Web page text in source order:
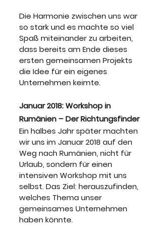
Die Harmonie zwischen uns war
so stark und es machte so viel
Spaß miteinander zu arbeiten,
dass bereits am Ende dieses
ersten gemeinsamen Projekts
die Idee für ein eigenes
Unternehmen keimte.
Januar 2018: Workshop in
Rumänien – Der Richtungsfinder
Ein halbes Jahr später machten
wir uns im Januar 2018 auf den
Weg nach Rumänien, nicht für
Urlaub, sondern für einen
intensiven Workshop mit uns
selbst. Das Ziel: herauszufinden,
welches Thema unser
gemeinsames Unternehmen
haben könnte.